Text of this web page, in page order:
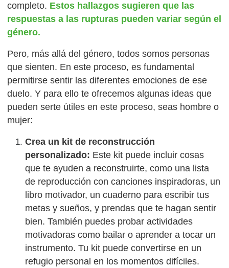
completo. Estos hallazgos sugieren que las
respuestas a las rupturas pueden variar según el
género.
Pero, más allá del género, todos somos personas
que sienten. En este proceso, es fundamental
permitirse sentir las diferentes emociones de ese
duelo. Y para ello te ofrecemos algunas ideas que
pueden serte útiles en este proceso, seas hombre o
mujer:
Crea un kit de reconstrucción
personalizado: Este kit puede incluir cosas
que te ayuden a reconstruirte, como una lista
de reproducción con canciones inspiradoras, un
libro motivador, un cuaderno para escribir tus
metas y sueños, y prendas que te hagan sentir
bien. También puedes probar actividades
motivadoras como bailar o aprender a tocar un
instrumento. Tu kit puede convertirse en un
refugio personal en los momentos difíciles.